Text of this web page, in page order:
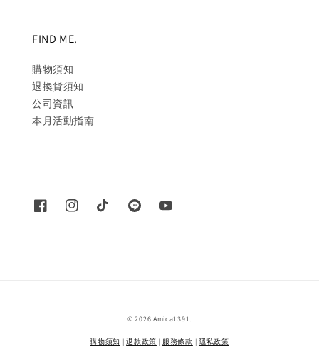
FIND ME.
購物須知
退換貨須知
公司資訊
本月活動指南
© 2026 Amica1391.
購物須知 |退款政策 | 服務條款 | 隱私政策